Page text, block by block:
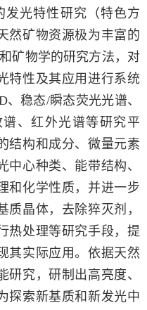
发光特性研究（特色方
然矿物资源极为丰富的
矿物学的研究方法， 对
特性及其应用进行系统
、稳态/瞬态荧光光谱、
、红外光谱等研究平
结构和成分、微量元素
心种类、能带结构、
和化学性质，并进一步
质晶体，去除猝灭剂，
热处理等研究手段，提
其实际应用。依据天然
研究，研制出高亮度、
探索新基质和新发光中